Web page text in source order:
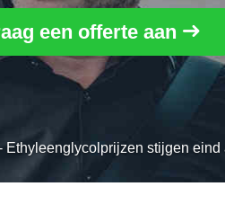
een offerte aan
Ethyleenglycolprijzen stijgen eind